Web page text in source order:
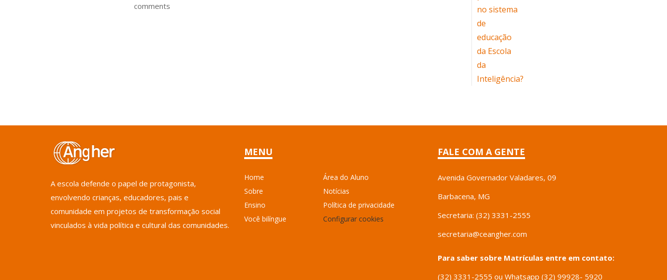
comments
A escola defende o papel de protagonista,
envolvendo crianças, educadores, pais e
comunidade em projetos de transformação social
vinculados à vida política e cultural das comunidades.
MENU
Home
Sobre
Ensino
Você bilíngue
Área do Aluno
Notícias
Política de privacidade
Configurar cookies
FALE COM A GENTE
Avenida Governador Valadares, 09
Barbacena, MG
Secretaria: (32) 3331-2555
secretaria@ceangher.com
Para saber sobre Matrículas entre em contato:
(32) 3331-2555 ou Whatsapp (32) 99928- 5920